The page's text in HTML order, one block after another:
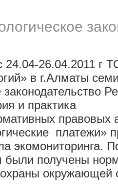
26.04.2011 г
в г.Алматы
Теория и
правовых
платежи»
экомониторинга.
получены
окружающей